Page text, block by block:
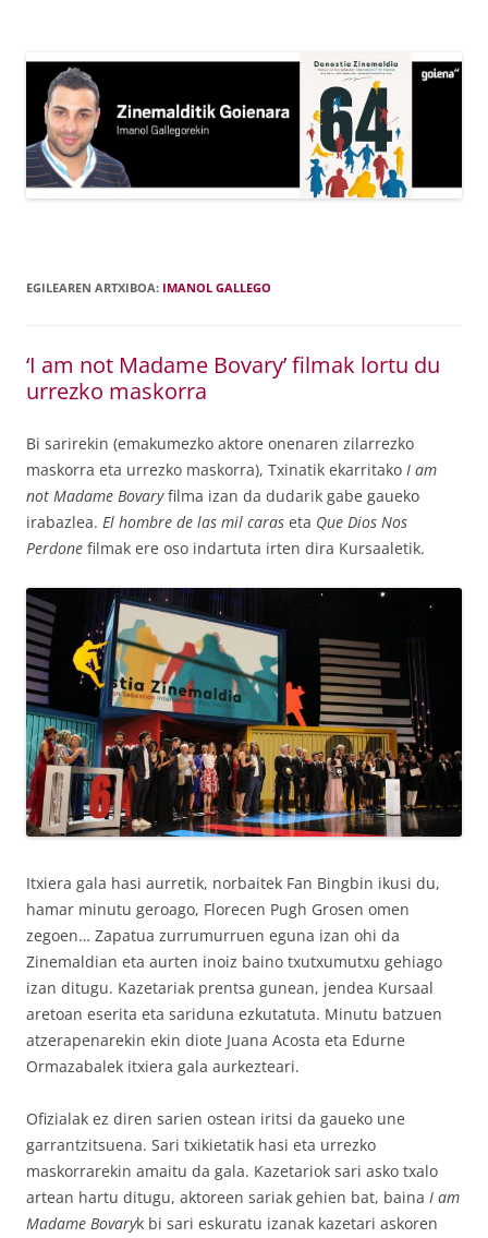
egin
EGILEAREN ARTXIBOA: IMANOL GALLEGO
‘I am not Madame Bovary’ filmak lortu du
urrezko maskorra
Bi sarirekin (emakumezko aktore onenaren zilarrezko
maskorra eta urrezko maskorra), Txinatik ekarritako I am
not Madame Bovaryfilma izan da dudarik gabe gaueko
irabazlea. El hombre de las mil caras eta Que Dios Nos
Perdone filmak ere oso indartuta irten dira Kursaaletik.
Itxiera gala hasi aurretik, norbaitek Fan Bingbin ikusi du,
hamar minutu geroago, Florecen Pugh Grosen omen
zegoen… Zapatua zurrumurruen eguna izan ohi da
Zinemaldian eta aurten inoiz baino txutxumutxu gehiago
izan ditugu. Kazetariak prentsa gunean, jendea Kursaal
aretoan eserita eta sariduna ezkutatuta. Minutu batzuen
atzerapenarekin ekin diote Juana Acosta eta Edurne
Ormazabalek itxiera gala aurkezteari.
Ofizialak ez diren sarien ostean iritsi da gaueko une
garrantzitsuena. Sari txikietatik hasi eta urrezko
maskorrarekin amaitu da gala. Kazetariok sari asko txalo
artean hartu ditugu, aktoreen sariak gehien bat, baina I am
Madame Bovaryk bi sari eskuratu izanak kazetari askoren